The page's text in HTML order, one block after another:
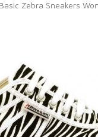
Zebra Sneakers